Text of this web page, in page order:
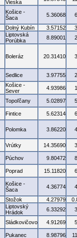
Vieska
Košice -
Šaca
5.36068
Dolný Kubín 3.57152
Liptovská
Porúbka
8.89001
Boleráz 20.31410
Sedlice 3.97755
Košice -
Sever
4.93986
Topoľčany 5.02897
Fintice 5.62314
Polomka 3.86220
Vrútky 14.35690
Púchov 9.80472
Poprad 15.11820
Košice -
Šaca
4.36774
Stožok 4.27979
Liptovský
Hrádok
6.33292
Sládkovičovo 4.91269
Pukanec 8.98796